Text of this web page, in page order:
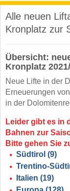
Alle neuen
Kronplatz zur
Übersicht:
Kronplatz
Neue Lifte in der
Erneuerungen
in der
Leider gibt es in
Bahnen zur
Bitte gehen Sie
Südtirol (9)
Trentino-
Italien (19)